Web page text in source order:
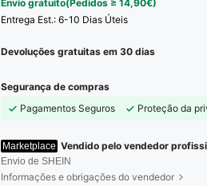
Envio gratuito(Pedidos ≥ 14,90€)
Entrega Est.: 6-10 Dias Úteis
Devoluções gratuitas em 30 dias
Segurança de compras
Pagamentos Seguros
Proteção da
Marketplace Vendido pelo vendedor
Envio de SHEIN
Informações e obrigações do vendedor